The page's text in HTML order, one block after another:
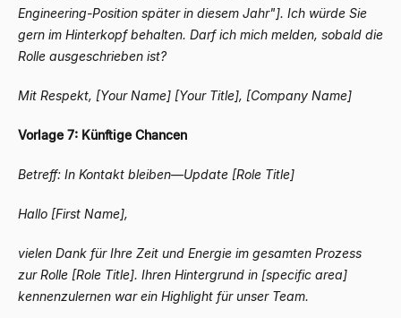
Engineering-Position später in diesem Jahr"]. Ich würde Sie
gern im Hinterkopf behalten. Darf ich mich melden, sobald die
Rolle ausgeschrieben ist?
Mit Respekt, [Your Name] [Your Title], [Company Name]
Vorlage 7: Künftige Chancen
Betreff: In Kontakt bleiben—Update [Role Title]
Hallo [First Name],
vielen Dank für Ihre Zeit und Energie im gesamten Prozess
zur Rolle [Role Title]. Ihren Hintergrund in [specific area]
kennenzulernen war ein Highlight für unser Team.